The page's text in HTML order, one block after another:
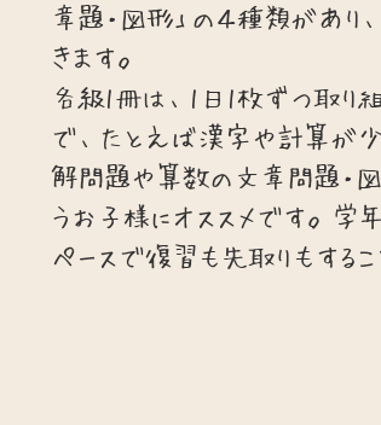
章題・図形」の４種類があ
きます。
各級1冊は、1日1枚ずつ取り
で、たとえば漢字や計算が
解問題や算数の文章問題・
うお子様にオススメです。学
ペースで復習も先取りもするこ